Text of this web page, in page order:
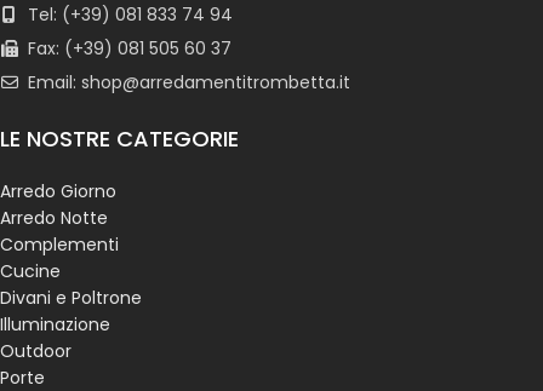
Tel: (+39) 081 833 74 94
Fax: (+39) 081 505 60 37
Email: shop@arredamentitrombetta.it
LE NOSTRE CATEGORIE
Arredo Giorno
Arredo Notte
Complementi
Cucine
Divani e Poltrone
Illuminazione
Outdoor
Porte